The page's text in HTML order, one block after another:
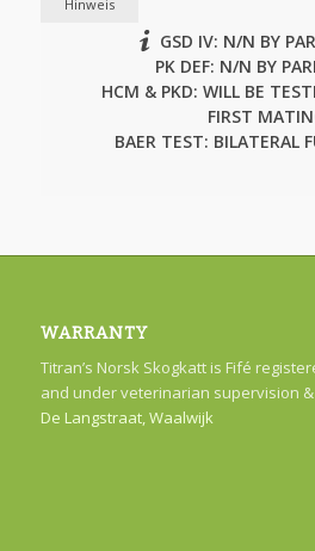
Hinweis
GSD IV: N/N BY
PK DEF: N/N BY
HCM & PKD: WILL BE
FIRST
BAER TEST: BILATERAL
WARRANTY
Titran’s Norsk Skogkatt is Fifé
and under veterinarian supervision
De Langstraat, Waalwijk